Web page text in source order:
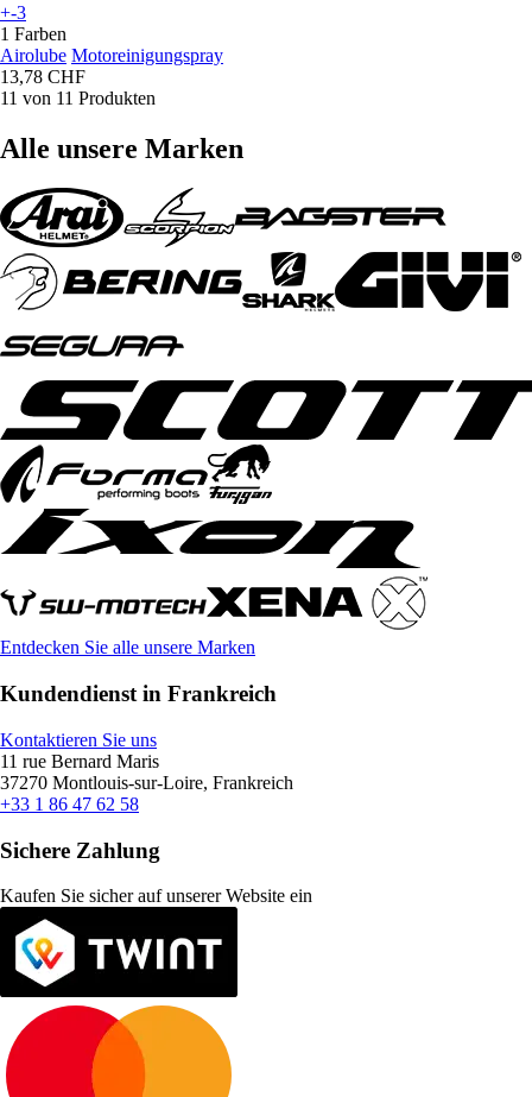
+-3
1 Farben
Airolube Motoreinigungspray
13,78 CHF
11 von 11 Produkten
Alle unsere Marken
Entdecken Sie alle unsere Marken
Kundendienst in Frankreich
Kontaktieren Sie uns
11 rue Bernard Maris
37270 Montlouis-sur-Loire, Frankreich
+33 1 86 47 62 58
Sichere Zahlung
Kaufen Sie sicher auf unserer Website ein